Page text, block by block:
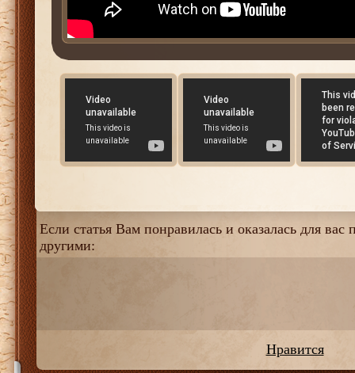
Если статья Вам понравилась и оказалась для вас
другими:
Нравится